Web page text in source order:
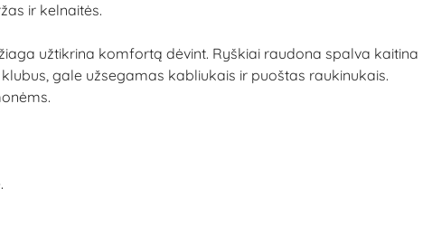
ir kelnaitės.
užtikrina komfortą dėvint. Ryškiai raudona spalva kaitina
gale užsegamas kabliukais ir puoštas raukinukais.